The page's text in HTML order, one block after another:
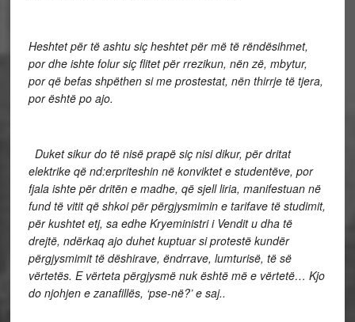
Heshtet për të ashtu siç heshtet për më të rëndësihmet,
por dhe ishte folur siç flitet për rrezikun, nën zë, mbytur,
por që befas shpëthen si me prostestat, nën thirrje të tjera,
por është po ajo.
Duket sikur do të nisë prapë siç nisi dikur, për dritat
elektrike që nd:erpriteshin në konviktet e studentëve, por
fjala ishte për dritën e madhe, që sjell liria, manifestuan në
fund të vitit që shkoi për përgjysmimin e tarifave të studimit,
për kushtet etj, sa edhe Kryeministri i Vendit u dha të
drejtë, ndërkaq ajo duhet kuptuar si protestë kundër
përgjysmimit të dëshirave, ëndrrave, lumturisë, të së
vërtetës. E vërteta përgjysmë nuk është më e vërtetë… Kjo
do njohjen e zanafillës, ‘pse-në?’ e saj..